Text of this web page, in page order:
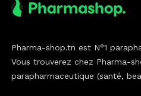
Pharma-shop.tn est N°1
Vous trouverez chez Pharma-
parapharmaceutique (santé,